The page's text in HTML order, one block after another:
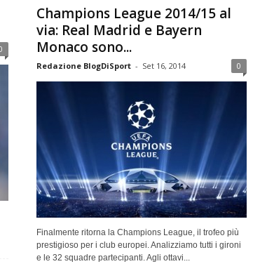
Champions League 2014/15 al
via: Real Madrid e Bayern
Monaco sono...
Redazione BlogDiSport - Set 16, 2014 0
Finalmente ritorna la Champions League, il trofeo più
prestigioso per i club europei. Analizziamo tutti i gironi
e le 32 squadre partecipanti. Agli ottavi...